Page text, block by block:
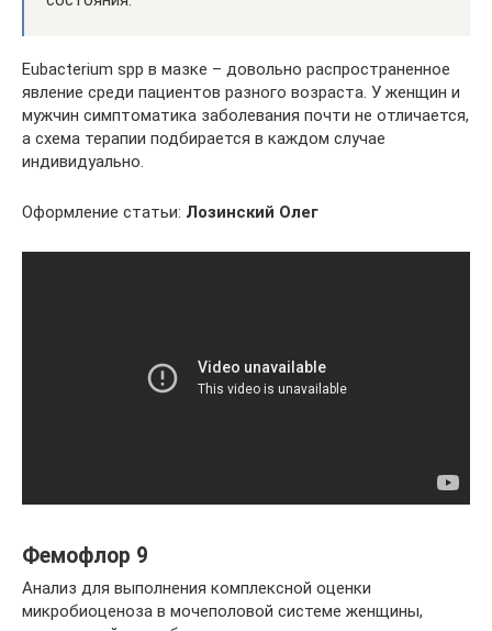
Eubacterium spp в мазке – довольно распространенное
явление среди пациентов разного возраста. У женщин и
мужчин симптоматика заболевания почти не отличается,
а схема терапии подбирается в каждом случае
индивидуально.
Оформление статьи: Лозинский Олег
Фемофлор 9
Анализ для выполнения комплексной оценки
микробиоценоза в мочеполовой системе женщины,